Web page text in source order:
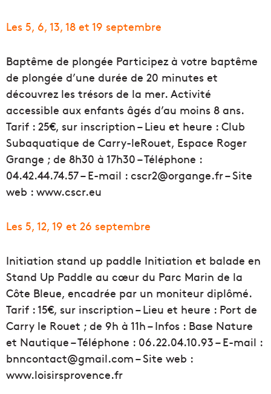
Les 5, 6, 13, 18 et 19 septembre
Baptême de plongée Participez à votre baptême
de plongée d’une durée de 20 minutes et
découvrez les trésors de la mer. Activité
accessible aux enfants âgés d’au moins 8 ans.
Tarif : 25€, sur inscription – Lieu et heure : Club
Subaquatique de Carry-leRouet, Espace Roger
Grange ; de 8h30 à 17h30 – Téléphone :
04.42.44.74.57 – E-mail : cscr2@organge.fr – Site
web : www.cscr.eu
Les 5, 12, 19 et 26 septembre
Initiation stand up paddle Initiation et balade en
Stand Up Paddle au cœur du Parc Marin de la
Côte Bleue, encadrée par un moniteur diplômé.
Tarif : 15€, sur inscription – Lieu et heure : Port de
Carry le Rouet ; de 9h à 11h – Infos : Base Nature
et Nautique – Téléphone : 06.22.04.10.93 – E-mail :
bnncontact@gmail.com – Site web :
www.loisirsprovence.fr